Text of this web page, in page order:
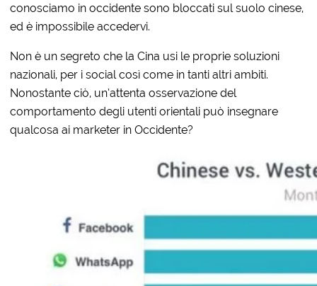
conosciamo in occidente sono bloccati sul suolo cinese,
ed è impossibile accedervi.
Non è un segreto che la Cina usi le proprie soluzioni
nazionali, per i social così come in tanti altri ambiti.
Nonostante ciò, un’attenta osservazione del
comportamento degli utenti orientali può insegnare
qualcosa ai marketer in Occidente?